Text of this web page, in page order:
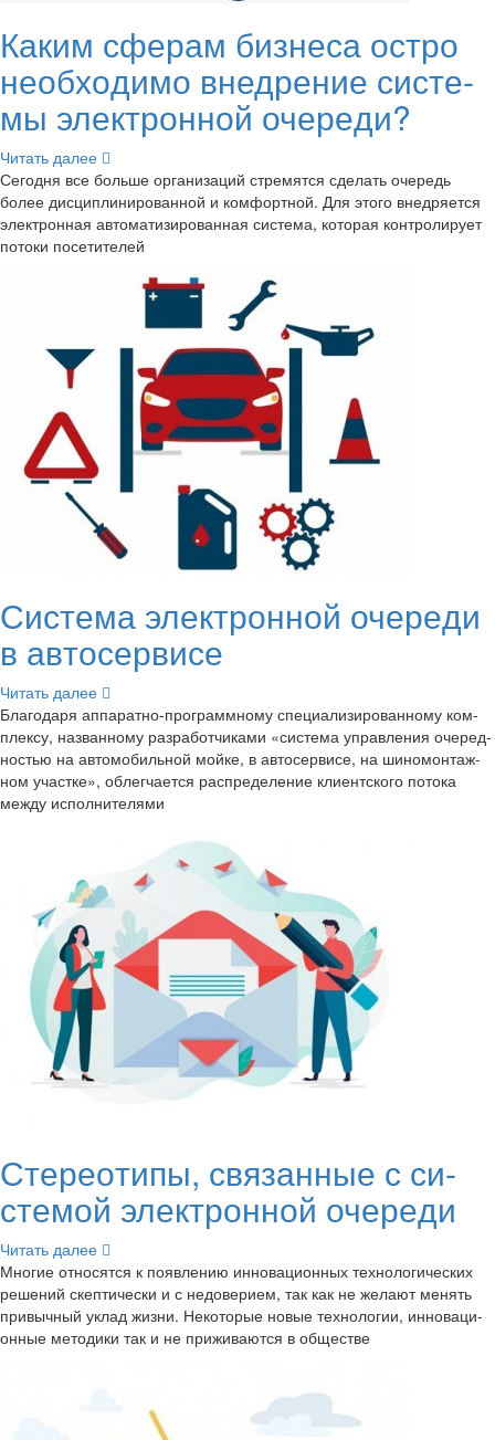
Каким сфе­рам биз­не­са остро
необ­хо­ди­мо внед­ре­ние си­сте­
мы элек­трон­ной оче­ре­ди?
Чи­тать далее
Се­го­дня все боль­ше ор­га­ни­за­ций стре­мят­ся сде­лать оче­редь
более дис­ци­пли­ни­ро­ван­ной и ком­форт­ной. Для этого внед­ря­ет­ся
элек­трон­ная ав­то­ма­ти­зи­ро­ван­ная си­сте­ма, ко­то­рая кон­тро­ли­ру­ет
по­то­ки по­се­ти­те­лей
Си­сте­ма элек­трон­ной оче­ре­ди
в ав­то­сер­ви­се
Чи­тать далее
Бла­го­да­ря аппаратно-​программному спе­ци­а­ли­зи­ро­ван­но­му ком­
плек­су, на­зван­но­му раз­ра­бот­чи­ка­ми «си­сте­ма управ­ле­ния оче­ред­
но­стью на ав­то­мо­биль­ной мойке, в ав­то­сер­ви­се, на ши­но­мон­таж­
ном участ­ке», об­лег­ча­ет­ся рас­пре­де­ле­ние кли­ент­ско­го по­то­ка
между ис­пол­ни­те­ля­ми
Сте­рео­ти­пы, свя­зан­ные с си­
сте­мой элек­трон­ной оче­ре­ди
Чи­тать далее
Мно­гие от­но­сят­ся к по­яв­ле­нию ин­но­ва­ци­он­ных тех­но­ло­ги­че­ских
ре­ше­ний скеп­ти­че­ски и с недо­ве­ри­ем, так как не же­ла­ют ме­нять
при­выч­ный уклад жизни. Неко­то­рые новые тех­но­ло­гии, ин­но­ва­ци­
он­ные ме­то­ди­ки так и не при­жи­ва­ют­ся в об­ще­стве